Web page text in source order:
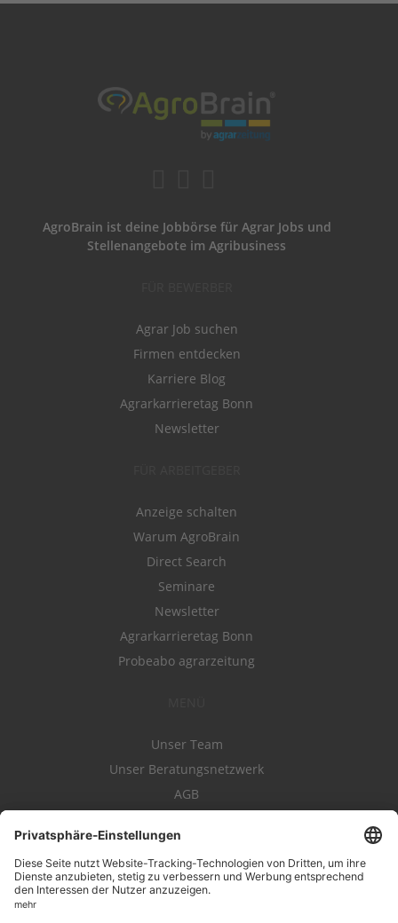
AgroBrain ist deine Jobbörse für Agrar Jobs und
Stellenangebote im Agribusiness
Agrar Job suchen
Firmen entdecken
Karriere Blog
Agrarkarrieretag Bonn
Newsletter
Anzeige schalten
Warum AgroBrain
Direct Search
Seminare
Newsletter
Agrarkarrieretag Bonn
Probeabo agrarzeitung
Unser Team
Unser Beratungsnetzwerk
AGB
Datenschutz
Impressum
Kontakt